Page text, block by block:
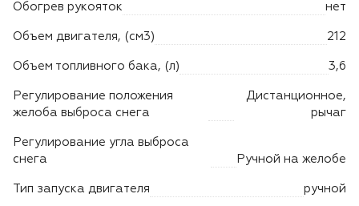
Обогрев рукояток нет
Объем двигателя, (см3) 212
Объем топливного бака, (л) 3,6
Регулирование положения
желоба выброса снега
Дистанционное,
рычаг
Регулирование угла выброса
снега
Ручной на желобе
Тип запуска двигателя ручной